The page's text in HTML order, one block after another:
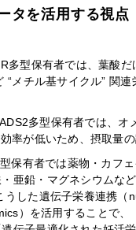
タを活用する視点
多型保有者では、葉酸だ
“メチル基サイクル” 関
多型保有者では、オ
率が低いため、摂取量の
保有者では薬物・カフ
亜鉛・マグネシウムな
うした遺伝子栄養連携（
）を活用することで、